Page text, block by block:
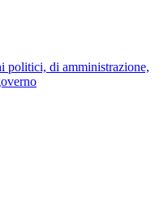
politici, di amministrazione,